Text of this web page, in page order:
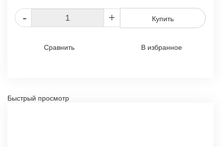
- + Купить
Сравнить В избранное
Быстрый просмотр